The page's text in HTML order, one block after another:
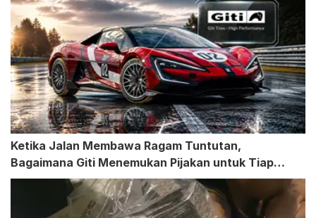
Ketika Jalan Membawa Ragam Tuntutan,
Bagaimana Giti Menemukan Pijakan untuk Tiap
Kendaraan